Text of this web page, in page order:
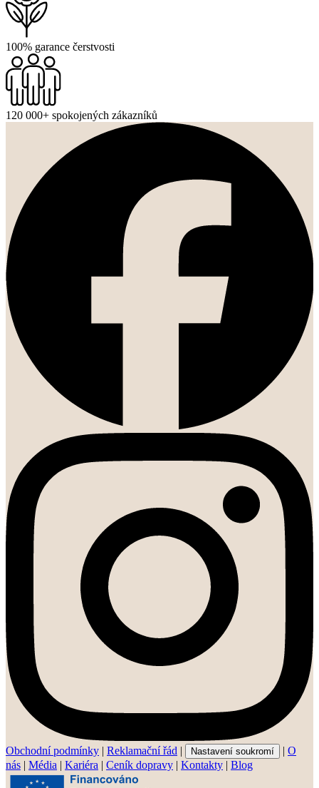
100% garance čerstvosti
120 000+ spokojených zákazníků
Obchodní podmínky | Reklamační řád | Nastavení soukromí | O
nás | Média | Kariéra | Ceník dopravy | Kontakty | Blog